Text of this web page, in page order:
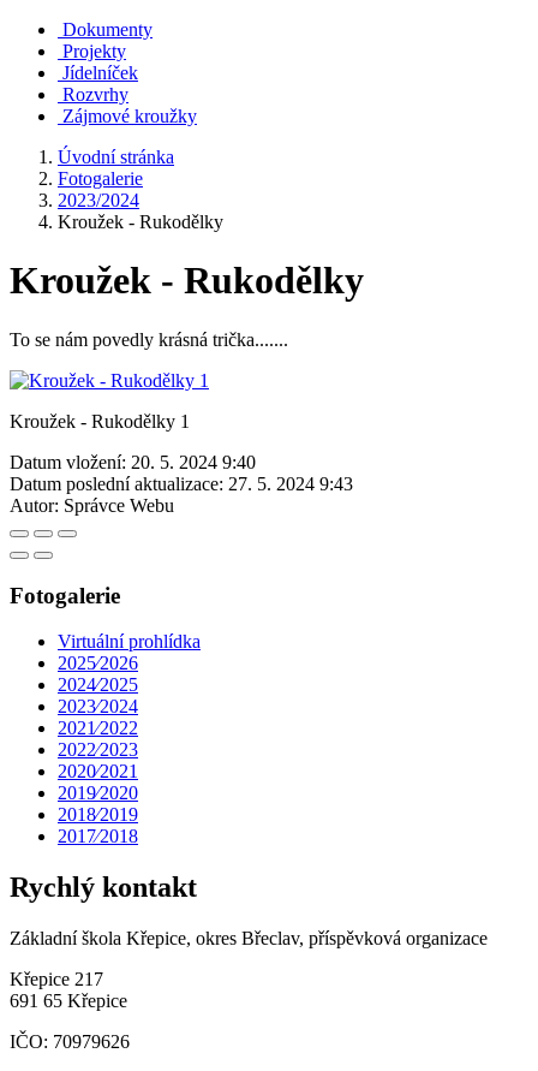
Dokumenty
Projekty
Jídelníček
Rozvrhy
Zájmové kroužky
Úvodní stránka
Fotogalerie
2023/2024
Kroužek - Rukodělky
Kroužek - Rukodělky
To se nám povedly krásná trička.......
Kroužek - Rukodělky 1
Datum vložení: 20. 5. 2024 9:40
Datum poslední aktualizace: 27. 5. 2024 9:43
Autor: Správce Webu
Fotogalerie
Virtuální prohlídka
2025⁄2026
2024⁄2025
2023⁄2024
2021⁄2022
2022⁄2023
2020⁄2021
2019⁄2020
2018⁄2019
2017⁄2018
Rychlý kontakt
Základní škola Křepice, okres Břeclav, příspěvková organizace
Křepice 217
691 65 Křepice
IČO: 70979626